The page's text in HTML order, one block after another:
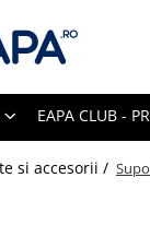
EAPA CLUB -
si accesorii /